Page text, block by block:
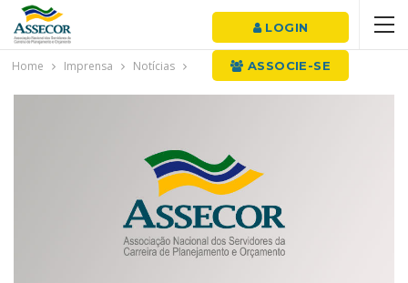
LOGIN
ASSOCIE-SE
Home Imprensa Notícias